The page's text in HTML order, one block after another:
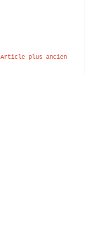
Article plus ancien